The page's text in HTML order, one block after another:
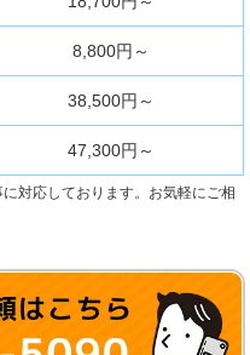
8,800円～
38,500円～
47,300円～
対応しております。お気軽にご相